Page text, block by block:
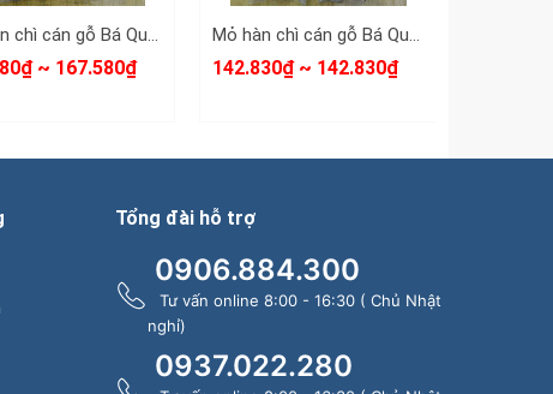
Mỏ hàn chì cán gỗ Bá Quang 80W loại cong và loại thẳng BQ-80GC BQ-80GT
~ 167.580₫
Mỏ hàn chì cán gỗ Bá Quang 60W loại cong và loại thẳng BQ-60GC BQ-60GT
142.830₫ ~ 142.830₫
Tổng đài hỗ trợ
0906.884.300
Tư vấn online 8:00 - 16:30 ( Chủ Nhật
nghỉ)
0937.022.280